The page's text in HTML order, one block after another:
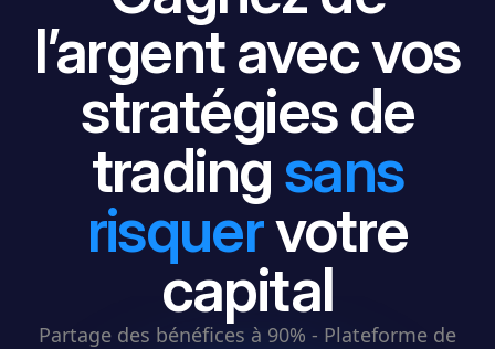
l’argent avec vos
stratégies de
trading sans
risquervotre
capital
Partage des bénéfices à 90% - Plateforme de